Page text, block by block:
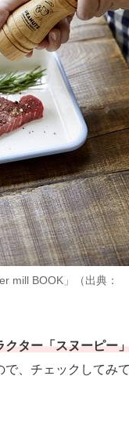
mill BOOK」（出典：
クター「スヌーピー
で、チェックしてみ